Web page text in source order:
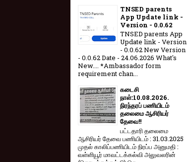
TNSED parents
App Update link -
Version - 0.0.62
TNSED parents App
Update link - Version
- 0.0.62 New Version
- 0.0.62 Date - 24.06.2026 What's
New.... *Ambassador form
requirement chan...
கடைசி
நாள்:10.08.2026.
நிரந்தரப் பணியிடம்
தலைமை ஆசிரியர்
தேவை!!
பட்டதாரி தலைமை
ஆசிரியர் தேவை பணியிடம் : 31.03.2025
முதல் காலிப்பணியிடம் நிரப்ப அனுமதி :
வள்ளியூர் மாவட்டக்கல்வி அலுவலரின்